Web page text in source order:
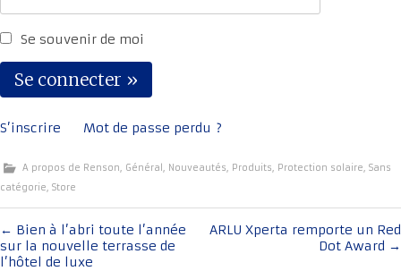
Se souvenir de moi
S’inscrire Mot de passe perdu ?
A propos de Renson, Général, Nouveautés, Produits, Protection solaire, Sans
catégorie, Store
Navigation
de
← Bien à l’abri toute l’année
sur la nouvelle terrasse de
l’hôtel de luxe
ARLU Xperta remporte un Red
Dot Award →